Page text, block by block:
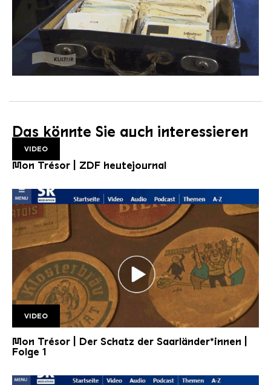
Das könnte Sie auch interessieren
VIDEO
Mon Trésor | ZDF heutejournal
SR Mon Tresor1 1920w v2
VIDEO
Mon Trésor | Der Schatz der Saarländer*innen |
Folge 1